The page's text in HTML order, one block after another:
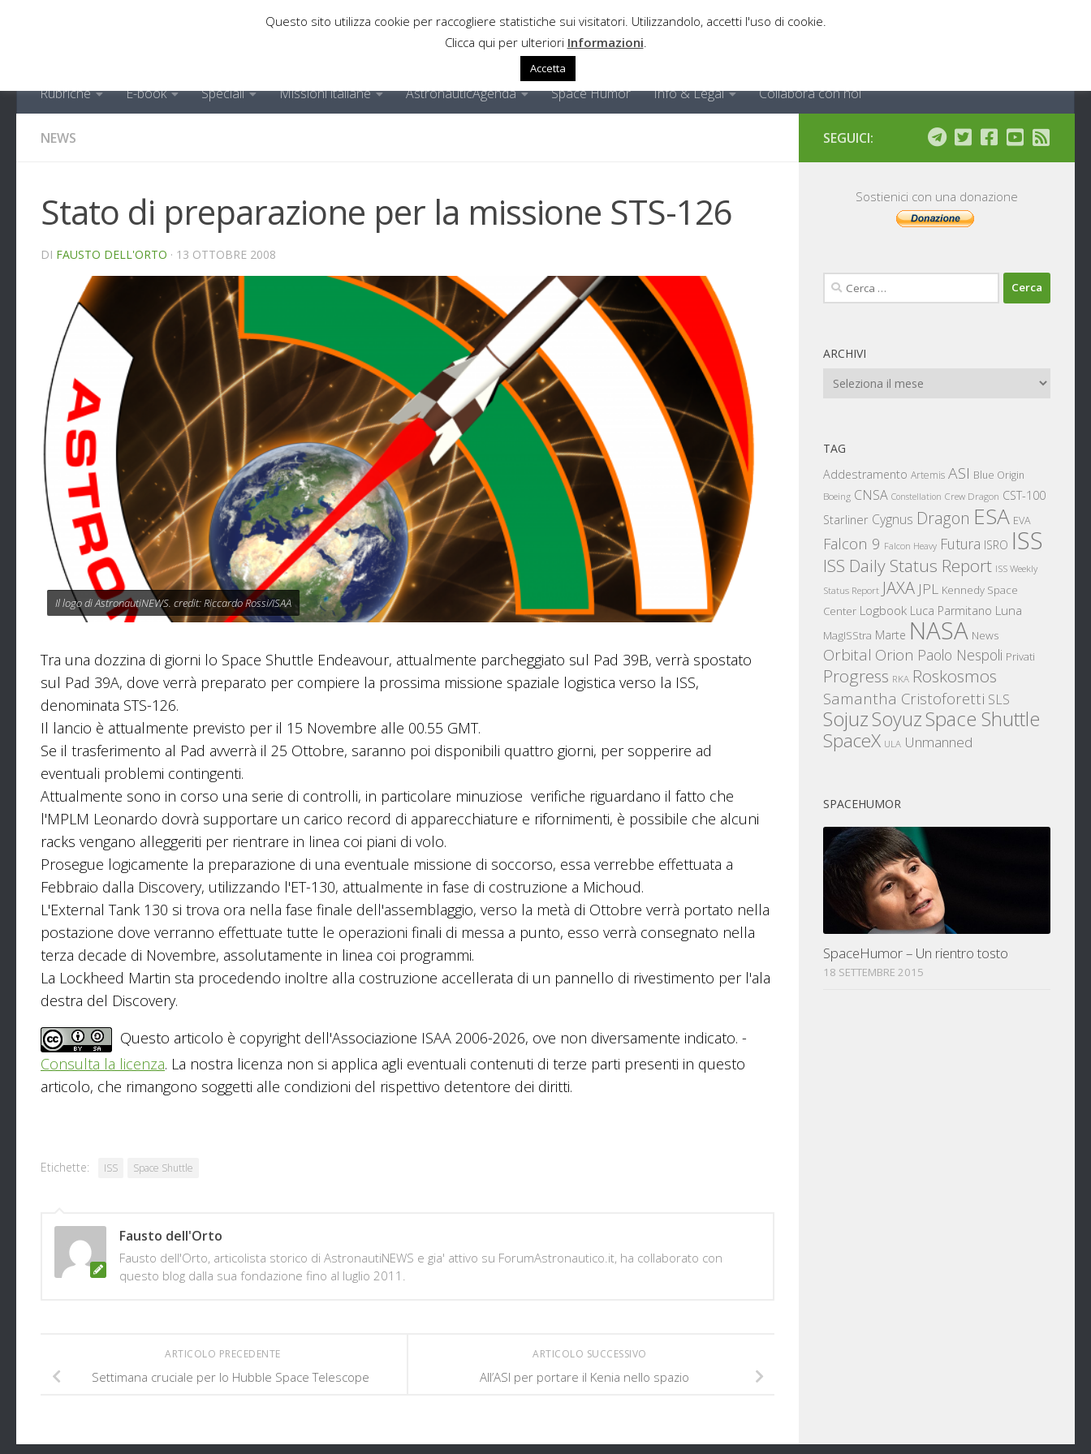
Rubriche E-book Speciali Missioni italiane AstronauticAgenda Space Humor Info & Legal Collabora con noi
NEWS
Stato di preparazione per la missione STS-126
DI FAUSTO DELL'ORTO · 13 OTTOBRE 2008
Il logo di AstronautiNEWS. credit: Riccardo Rossi/ISAA
Tra una dozzina di giorni lo Space Shuttle Endeavour, attualmente parcheggiato sul Pad 39B, verrà spostato
sul Pad 39A, dove verrà preparato per compiere la prossima missione spaziale logistica verso la ISS,
denominata STS-126.
Il lancio è attualmente previsto per il 15 Novembre alle 00.55 GMT.
Se il trasferimento al Pad avverrà il 25 Ottobre, saranno poi disponibili quattro giorni, per sopperire ad
eventuali problemi contingenti.
Attualmente sono in corso una serie di controlli, in particolare minuziose verifiche riguardano il fatto che
l'MPLM Leonardo dovrà supportare un carico record di apparecchiature e rifornimenti, è possibile che alcuni
racks vengano alleggeriti per rientrare in linea coi piani di volo.
Prosegue logicamente la preparazione di una eventuale missione di soccorso, essa verrebbe effettuata a
Febbraio dalla Discovery, utilizzando l'ET-130, attualmente in fase di costruzione a Michoud.
L'External Tank 130 si trova ora nella fase finale dell'assemblaggio, verso la metà di Ottobre verrà portato nella
postazione dove verranno effettuate tutte le operazioni finali di messa a punto, esso verrà consegnato nella
terza decade di Novembre, assolutamente in linea coi programmi.
La Lockheed Martin sta procedendo inoltre alla costruzione accellerata di un pannello di rivestimento per l'ala
destra del Discovery.
Questo articolo è copyright dell'Associazione ISAA 2006-2026, ove non diversamente indicato. -
Consulta la licenza. La nostra licenza non si applica agli eventuali contenuti di terze parti presenti in questo
articolo, che rimangono soggetti alle condizioni del rispettivo detentore dei diritti.
Etichette: ISS Space Shuttle
Fausto dell'Orto
Fausto dell'Orto, articolista storico di AstronautiNEWS e gia' attivo su ForumAstronautico.it, ha collaborato con
questo blog dalla sua fondazione fino al luglio 2011.
ARTICOLO SUCCESSIVO
All’ASI per portare il Kenia nello spazio
ARTICOLO PRECEDENTE
Settimana cruciale per lo Hubble Space Telescope
SEGUICI:
Sostienici con una donazione
Ricerca
per:
ARCHIVI
Archivi
TAG
Addestramento Artemis ASI Blue Origin
Boeing CNSA Constellation Crew Dragon CST-100
Starliner Cygnus Dragon ESA EVA
Falcon 9 Falcon Heavy Futura ISRO ISS
ISS Daily Status Report ISS Weekly
Status Report JAXA JPL Kennedy Space
Center Logbook Luca Parmitano Luna
MagISStra Marte NASA News
Orbital Orion Paolo Nespoli Privati
Progress RKA Roskosmos
Samantha Cristoforetti SLS
SojuzSoyuzSpace Shuttle
SpaceX ULA Unmanned
SPACEHUMOR
SpaceHumor – Un rientro tosto
18 SETTEMBRE 2015
Questo sito utilizza cookie per raccogliere statistiche sui visitatori. Utilizzandolo, accetti l'uso di cookie.
Clicca qui per ulteriori Informazioni
Accetta